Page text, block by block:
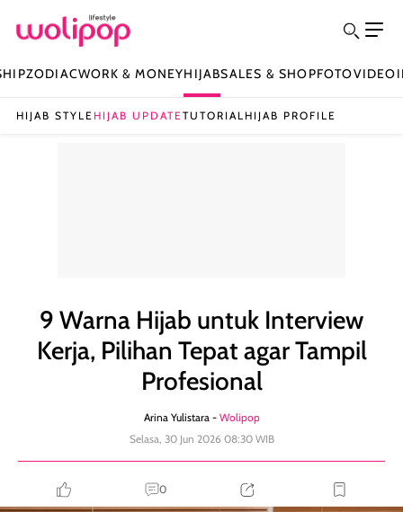
ZODIACWORK & MONEYHIJABSALES & SHOPFOTOVIDEO
HIJAB STYLE HIJAB UPDATETUTORIAL HIJAB PROFILE
9 Warna Hijab untuk Interview
Kerja, Pilihan Tepat agar Tampil
Profesional
Arina Yulistara - Wolipop
Selasa, 30 Jun 2026 08:30 WIB
0